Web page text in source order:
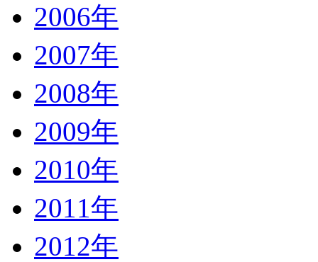
2006年
2007年
2008年
2009年
2010年
2011年
2012年